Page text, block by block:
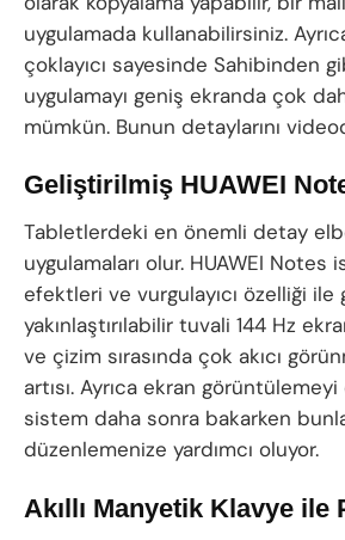
uygulamada kullanabilirsiniz.
çoklayıcı sayesinde Sahibinden
uygulamayı geniş ekranda çok
mümkün. Bunun detaylarını
Geliştirilmiş HUAWEI
Tabletlerdeki en önemli detay
uygulamaları olur. HUAWEI Notes
efektleri ve vurgulayıcı özelliği ile
yakınlaştırılabilir tuvali 144 Hz
ve çizim sırasında çok akıcı
artısı. Ayrıca ekran
sistem daha sonra bakarken
düzenlemenize yardımcı oluyor.
Akıllı Manyetik Klavye ile